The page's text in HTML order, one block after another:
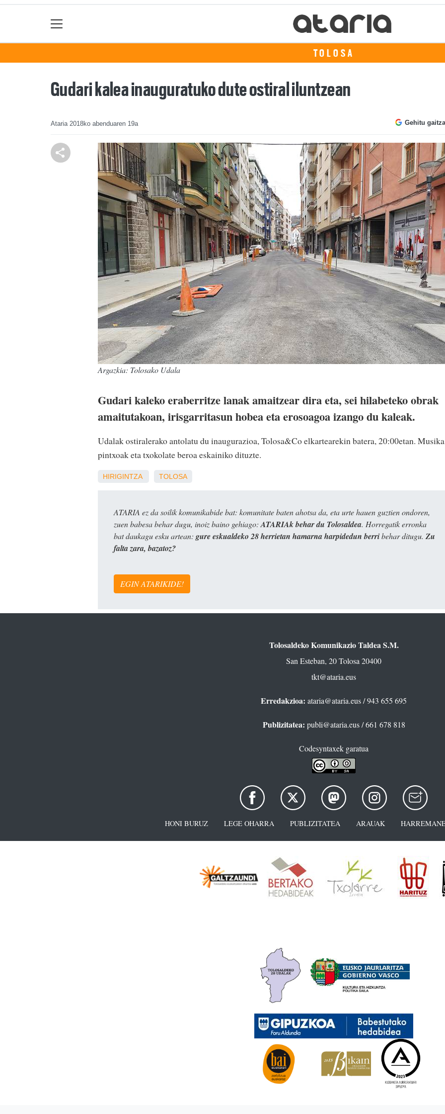
TOLOSA
Gudari kalea inauguratuko dute ostiral iluntzean
Ataria 2018ko abenduaren 19a Gehitu
Argazkia: Tolosako Udala
Gudari kaleko eraberritze lanak amaitzear dira eta, sei hilabeteko obrak
amaitutakoan, irisgarritasun hobea eta erosoagoa izango du kaleak.
Udalak ostiralerako antolatu du inaugurazioa, Tolosa&Co elkartearekin batera, 20:00etan.
pintxoak eta txokolate beroa eskainiko dituzte.
HIRIGINTZA TOLOSA
ATARIA ez da soilik komunikabide bat: komunitate baten ahotsa da, eta urte hauen guztien ondoren,
zuen babesa behar dugu, inoiz baino gehiago: ATARIAk behar du Tolosaldea. Horregatik erronka
bat daukagu esku artean: gure eskualdeko 28 herrietan hamarna harpidedun berribehar ditugu. Zu
falta zara, bazatoz?
EGIN ATARIKIDE!
Tolosaldeko Komunikazio Taldea S.M.
San Esteban, 20 Tolosa 20400
tkt@ataria.eus
Erredakzioa: ataria@ataria.eus/ 943 655 695
Publizitatea: publi@ataria.eus/ 661 678 818
Codesyntaxek garatua
HONI BURUZ LEGE OHARRA PUBLIZITATEA ARAUAK